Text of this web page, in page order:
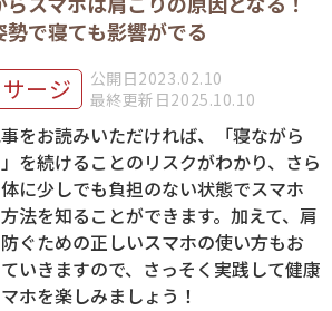
勢で寝ても影響がでる
ージ
公開日2023.02.10
最終更新日2025.10.10
をお読みいただければ、「寝ながら
を続けることのリスクがわかり、さら
に少しでも負担のない状態でスマホ
法を知ることができます。加えて、肩
ぐための正しいスマホの使い方もお
いきますので、さっそく実践して健康
ホを楽しみましょう！